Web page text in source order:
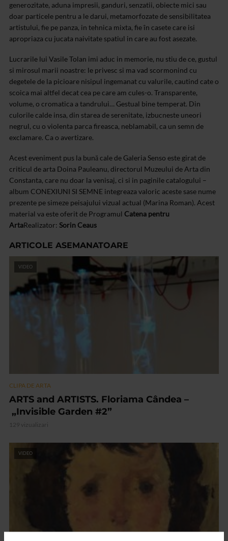
generozitate, aduna impresii, ganduri, senzatii, obiecte mici sau
doar particele pentru a le darui, metamorfozate de sensibilitatea
artistului, fie pe panza, in tehnica mixta, fie în casete care isi
apropriaza cu jucata naivitate spatiul in care au fost asezate.
Lucrarile lui Vasile Tolan imi aduc in memorie, nu stiu de ce, gustul
si mirosul marii noastre: le privesc si ma vad scormonind cu
degetele de la picioare nisipul ingemanat cu valurile, cautind cate o
scoica mai altfel decat cea pe care am cules-o. Transparente,
volume, o cromatica a tandrului… Gestual bine temperat. Din
culorile calde insa, din starea de serenitate, izbucneste uneori
negrul, cu o violenta parca fireasca, neblamabil, ca un semn de
exclamare. Ca o avertizare.
Acest eveniment pus la bună cale de Galeria Senso este girat de
criticul de arta Doina Pauleanu, directorul Muzeului de Arta din
Constanta, care nu doar la venisaj, ci si in paginile catalogului –
album CONEXIUNI SI SEMNE integreaza valoric aceste sase nume
prezente pe simeze peisajului vizual actual (Marina Roman). Acest
material va este oferit de Programul Catena pentru
ArtaRealizator: Sorin Ceaus
ARTICOLE ASEMANATOARE
VIDEO
CLIPA DE ARTA
ARTS and ARTISTS. Floriama Cândea –
„Invisible Garden #2”
129 vizualizari
VIDEO